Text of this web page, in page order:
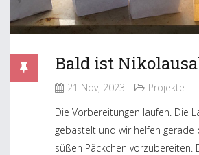
Bald ist
21 Nov, 2023
Projekte
Die Vorbereitungen laufen. Die
gebastelt und wir helfen gerade
süßen Päckchen vorzubereiten.